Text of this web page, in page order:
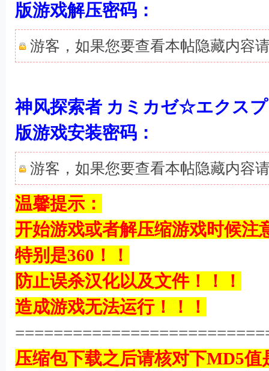
版游戏解压密码：
游客，如果您要查看本帖隐藏内容
神风探索者 カミカゼ☆エクス
版游戏安装密码：
游客，如果您要查看本帖隐藏内容
温馨提示：
开始游戏或者解压缩游戏时候注
特别是360！！
防止误杀汉化以及文件！！！
造成游戏无法运行！！！
压缩包下载之后请核对下MD5